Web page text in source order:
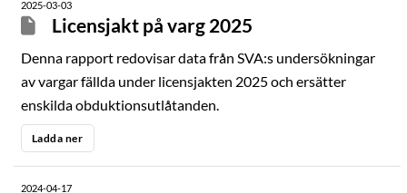
ansvarar för hantering och sammanställning av prover
samt data från döda stora rovdjur. Rapporten har en
sammanfattande del varefter resultat från respektive
djurslag presenteras
2025-03-03
Licensjakt på varg 2025
Denna rapport redovisar data från SVA:s undersökningar
av vargar fällda under licensjakten 2025 och ersätter
enskilda obduktionsutlåtanden.
Ladda ner
2024-04-17